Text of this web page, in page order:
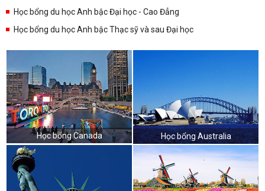
Học bổng du học Anh bậc Đại học - Cao Đẳng
Học bổng du học Anh bậc Thạc sỹ và sau Đại học
Học bổng Canada Học bổng Australia